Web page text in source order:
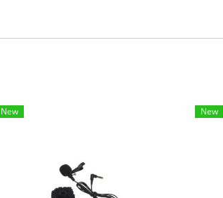
New New